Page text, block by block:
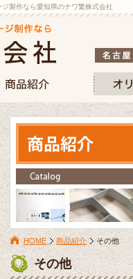
製作なら愛知県のナワ繁株式会社
HOME 商品紹介 その他
その他